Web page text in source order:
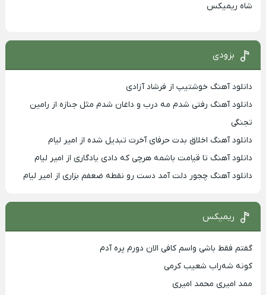
شاه ریمیکس
بزودی
دانلود آهنگ خوشتیپ از فرشاد آزادی
دانلود آهنگ رفتی شدم مه درب و داغان شدم مثل جنازه از رامین
تجنگی
دانلود آهنگ اخلاق بدت حرفای آخرت تبدیل شده از امیر لیام
دانلود آهنگ تا قیامت باشمه هرچی که دادی یادگاری از امیر لیام
دانلود آهنگ چجور دلت آمد دست رو نقطه ضعفم بزاری از امیر لیام
ریمیکس
گفتم فقط باشی واسم کافی الان دورم پره آدم
کونه شه‌راب شعیب کرمی
ممد امیری محمد امیری